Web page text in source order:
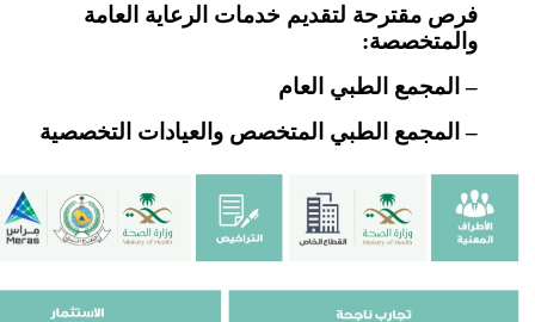
فرص مقترحة لتقديم خدمات الرعاية العامة
والمتخصصة:
– المجمع الطبي العام
– المجمع الطبي المتخصص والعيادات التخصصية